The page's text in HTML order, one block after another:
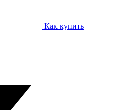
Как купить